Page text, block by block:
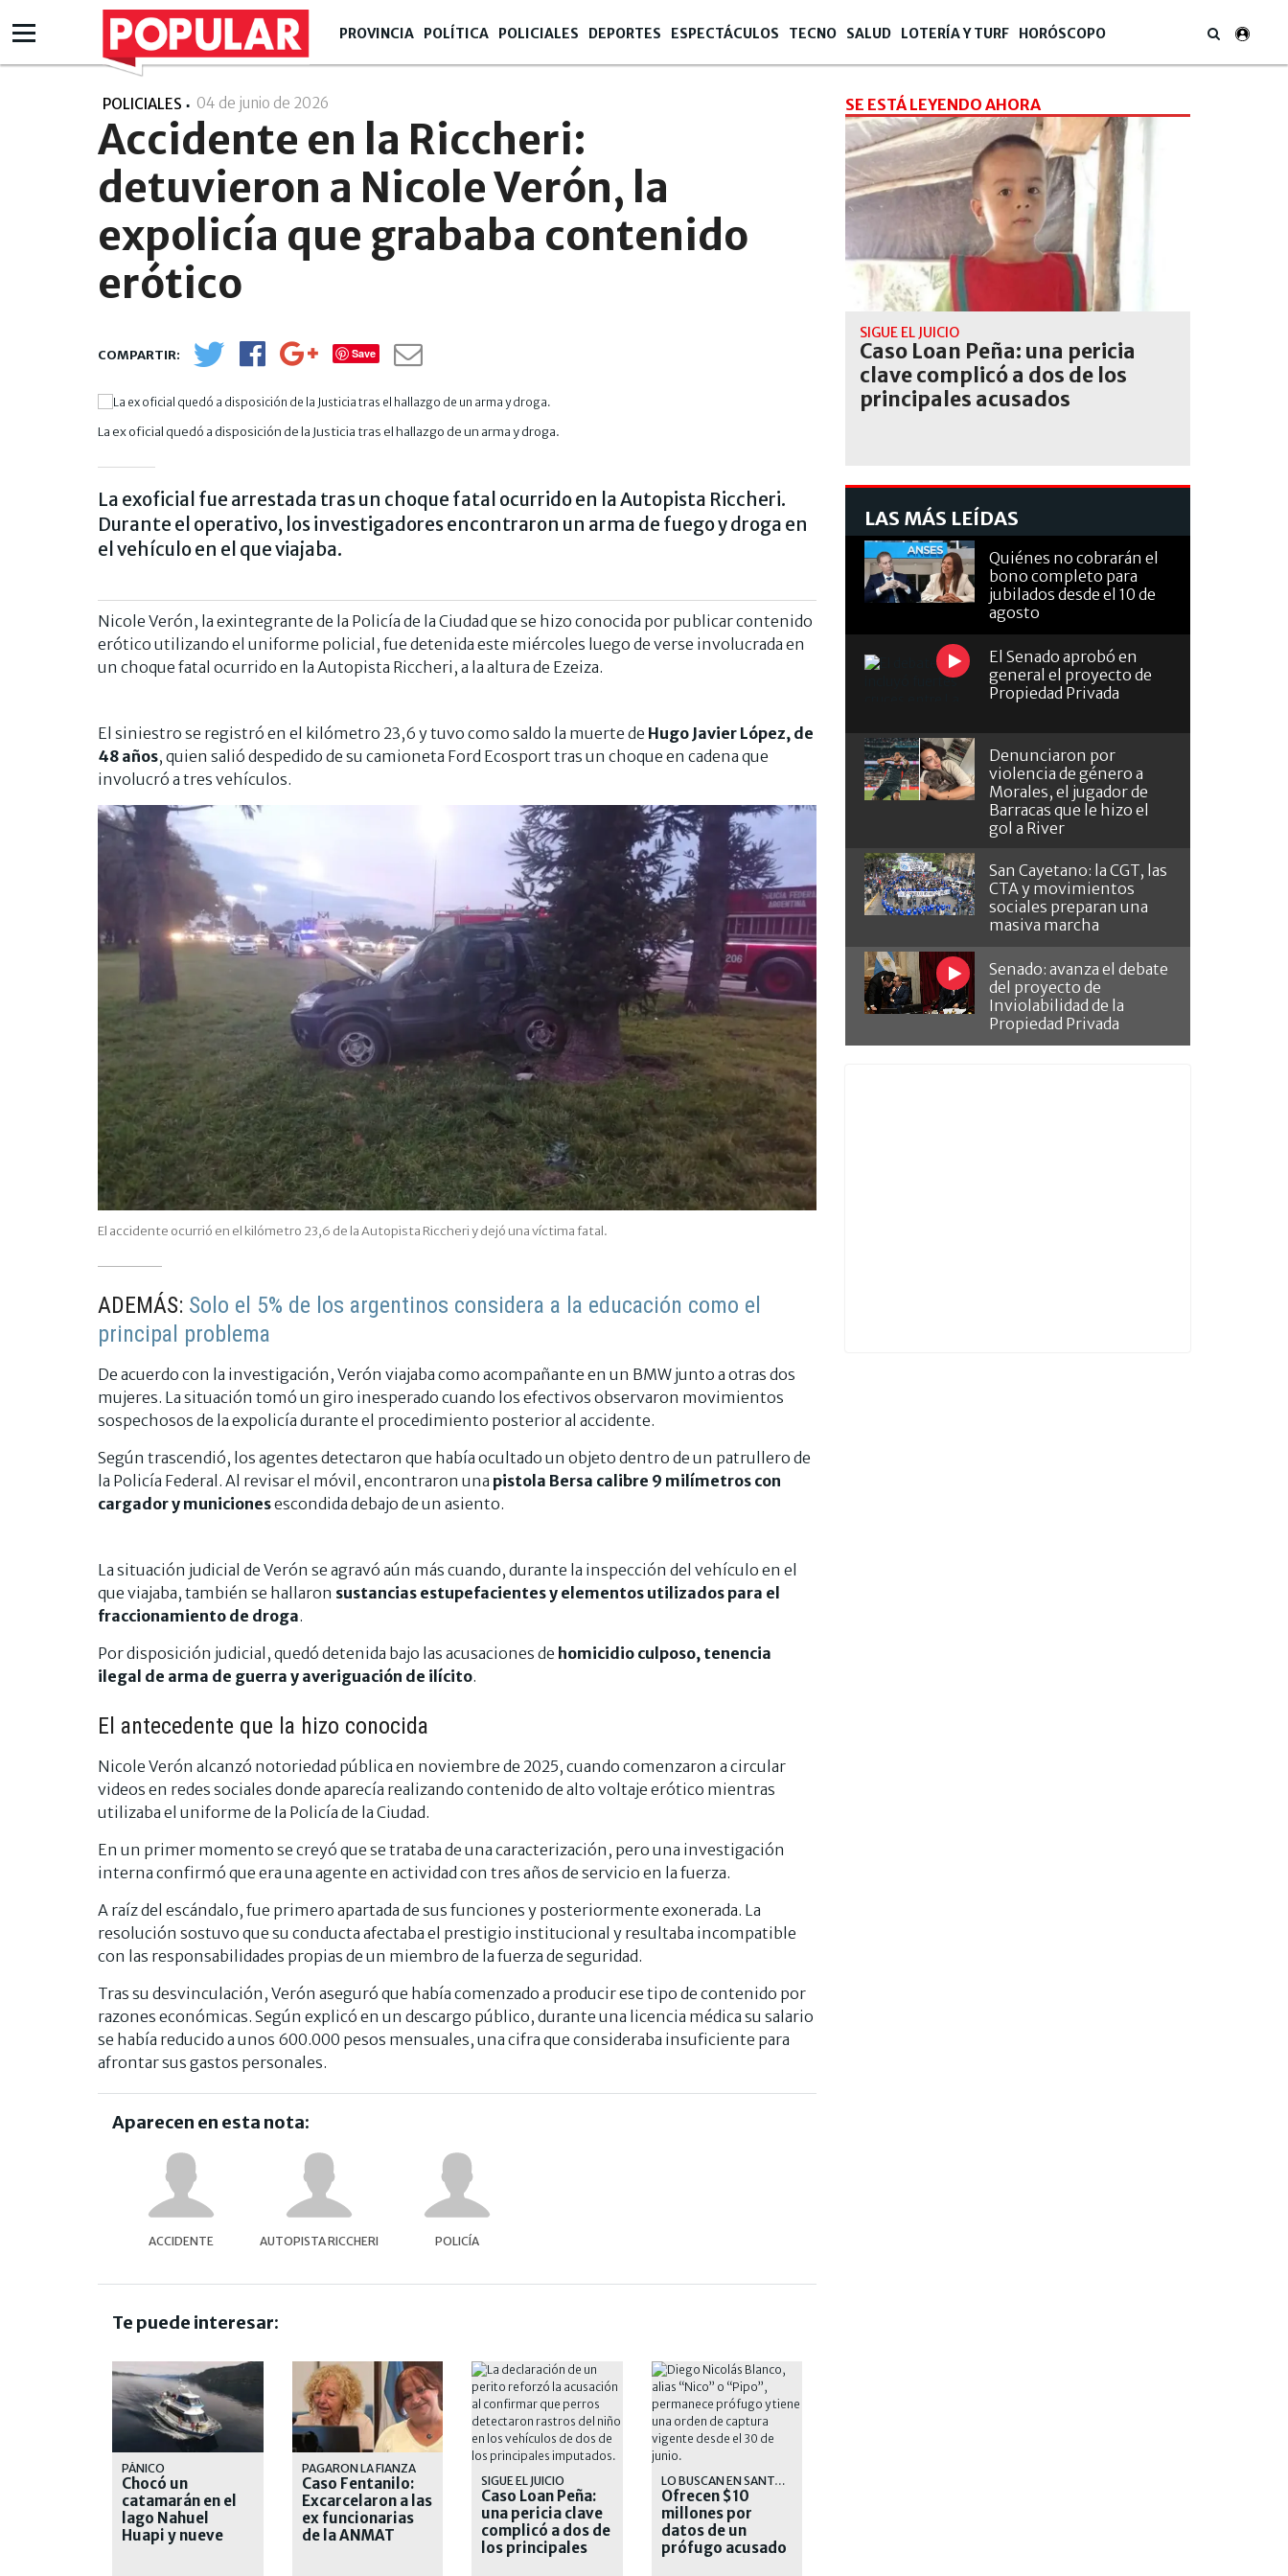
PROVINCIA POLÍTICA POLICIALES DEPORTES ESPECTÁCULOS TECNO SALUD LOTERÍA Y TURF HORÓSCOPO
POLICIALES 04 de junio de 2026
Accidente en la Riccheri:
detuvieron a Nicole Verón, la
expolicía que grababa contenido
erótico
Save
La ex oficial quedó a disposición de la Justicia tras el hallazgo de un arma y droga.
La exoficial fue arrestada tras un choque fatal ocurrido en la Autopista Riccheri.
Durante el operativo, los investigadores encontraron un arma de fuego y droga en
el vehículo en el que viajaba.
Nicole Verón, la exintegrante de la Policía de la Ciudad que se hizo conocida por publicar contenido
erótico utilizando el uniforme policial, fue detenida este miércoles luego de verse involucrada en
un choque fatal ocurrido en la Autopista Riccheri, a la altura de Ezeiza.
El siniestro se registró en el kilómetro 23,6 y tuvo como saldo la muerte de Hugo Javier López, de
48 años, quien salió despedido de su camioneta Ford Ecosport tras un choque en cadena que
involucró a tres vehículos.
El accidente ocurrió en el kilómetro 23,6 de la Autopista Riccheri y dejó una víctima fatal.
ADEMÁS: Solo el 5% de los argentinos considera a la educación como el
principal problema
De acuerdo con la investigación, Verón viajaba como acompañante en un BMW junto a otras dos
mujeres. La situación tomó un giro inesperado cuando los efectivos observaron movimientos
sospechosos de la expolicía durante el procedimiento posterior al accidente.
Según trascendió, los agentes detectaron que había ocultado un objeto dentro de un patrullero de
la Policía Federal. Al revisar el móvil, encontraron una pistola Bersa calibre 9 milímetros con
cargador y municionesescondida debajo de un asiento.
La situación judicial de Verón se agravó aún más cuando, durante la inspección del vehículo en el
que viajaba, también se hallaron sustancias estupefacientes y elementos utilizados para el
fraccionamiento de droga.
Por disposición judicial, quedó detenida bajo las acusaciones de homicidio culposo, tenencia
ilegal de arma de guerra y averiguación de ilícito.
El antecedente que la hizo conocida
Nicole Verón alcanzó notoriedad pública en noviembre de 2025, cuando comenzaron a circular
videos en redes sociales donde aparecía realizando contenido de alto voltaje erótico mientras
utilizaba el uniforme de la Policía de la Ciudad.
En un primer momento se creyó que se trataba de una caracterización, pero una investigación
interna confirmó que era una agente en actividad con tres años de servicio en la fuerza.
A raíz del escándalo, fue primero apartada de sus funciones y posteriormente exonerada. La
resolución sostuvo que su conducta afectaba el prestigio institucional y resultaba incompatible
con las responsabilidades propias de un miembro de la fuerza de seguridad.
Tras su desvinculación, Verón aseguró que había comenzado a producir ese tipo de contenido por
razones económicas. Según explicó en un descargo público, durante una licencia médica su salario
se había reducido a unos 600.000 pesos mensuales, una cifra que consideraba insuficiente para
afrontar sus gastos personales.
Aparecen en esta nota:
ACCIDENTE AUTOPISTA RICCHERI POLICÍA
Te puede interesar:
PÁNICO
Chocó un
catamarán en el
lago Nahuel
Huapi y nueve
PAGARON LA FIANZA
Caso Fentanilo:
Excarcelaron a las
ex funcionarias
de la ANMAT
SIGUE EL JUICIO
Caso Loan Peña:
una pericia clave
complicó a dos de
los principales
LO BUSCAN EN SANTA FE
Ofrecen $10
millones por
datos de un
prófugo acusado
SE ESTÁ LEYENDO AHORA
SIGUE EL JUICIO
Caso Loan Peña: una pericia
clave complicó a dos de los
principales acusados
LAS MÁS LEÍDAS
Quiénes no cobrarán el
bono completo para
jubilados desde el 10 de
agosto
El Senado aprobó en
general el proyecto de
Propiedad Privada
Denunciaron por
violencia de género a
Morales, el jugador de
Barracas que le hizo el
gol a River
San Cayetano: la CGT, las
CTA y movimientos
sociales preparan una
masiva marcha
Senado: avanza el debate
del proyecto de
Inviolabilidad de la
Propiedad Privada